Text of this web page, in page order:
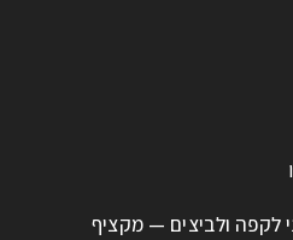
לקפה ולביצים — מקציף